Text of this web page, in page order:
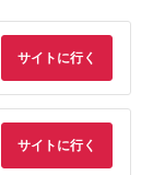
サイトに行く
サイトに行く